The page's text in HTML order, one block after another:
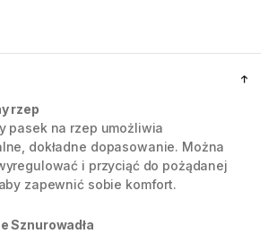
rzep
pasek na rzep umożliwia
dokładne dopasowanie. Można
i przyciąć do pożądanej
zapewnić sobie komfort.
Sznurowadła